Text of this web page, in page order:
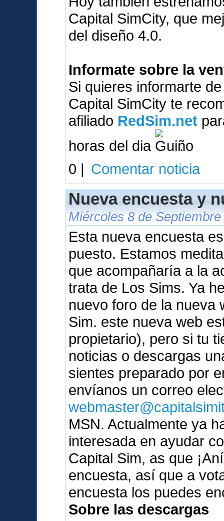
Capital SimCity, que
del diseño 4.0.
Informate sobre la
Si quieres informarte
Capital SimCity te
afiliado RedSim.net
horas del dia
.
0 | Comentar noticia
Nueva encuesta y
Miércoles 8 de
Esta nueva encuesta
puesto. Estamos
que acompañaría a la
trata de Los Sims. Ya
nuevo foro de la nueva
Sim. este nueva web
propietario), pero si tu
noticias o descargas
sientes preparado por
envíanos un correo
MSN. Actualmente ya
interesada en ayudar
Capital Sim, as que
encuesta, así que a
encuesta los puedes
Sobre las descargas